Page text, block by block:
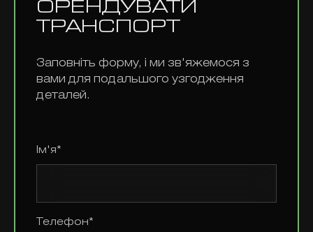
ОРЕНДУВАТИ
ТРАНСПОРТ
Заповніть форму, і ми зв'яжемося з
вами для подальшого узгодження
деталей.
Ім'я*
Телефон*